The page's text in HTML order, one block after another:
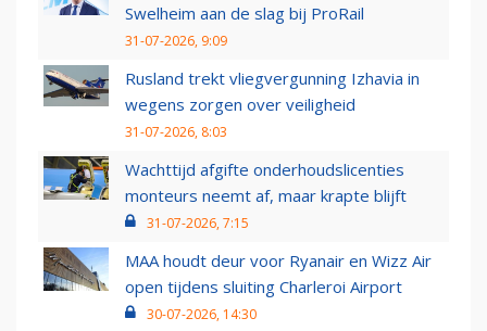
Swelheim aan de slag bij ProRail
31-07-2026, 9:09
Rusland trekt vliegvergunning Izhavia in
wegens zorgen over veiligheid
31-07-2026, 8:03
Wachttijd afgifte onderhoudslicenties
monteurs neemt af, maar krapte blijft
31-07-2026, 7:15
MAA houdt deur voor Ryanair en Wizz Air
open tijdens sluiting Charleroi Airport
30-07-2026, 14:30